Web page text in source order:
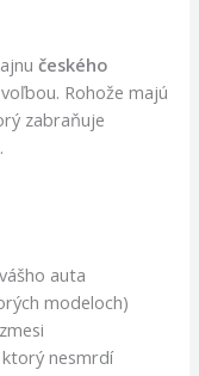
českého
Rohože majú
zabraňuje
auta
modeloch)
nesmrdí